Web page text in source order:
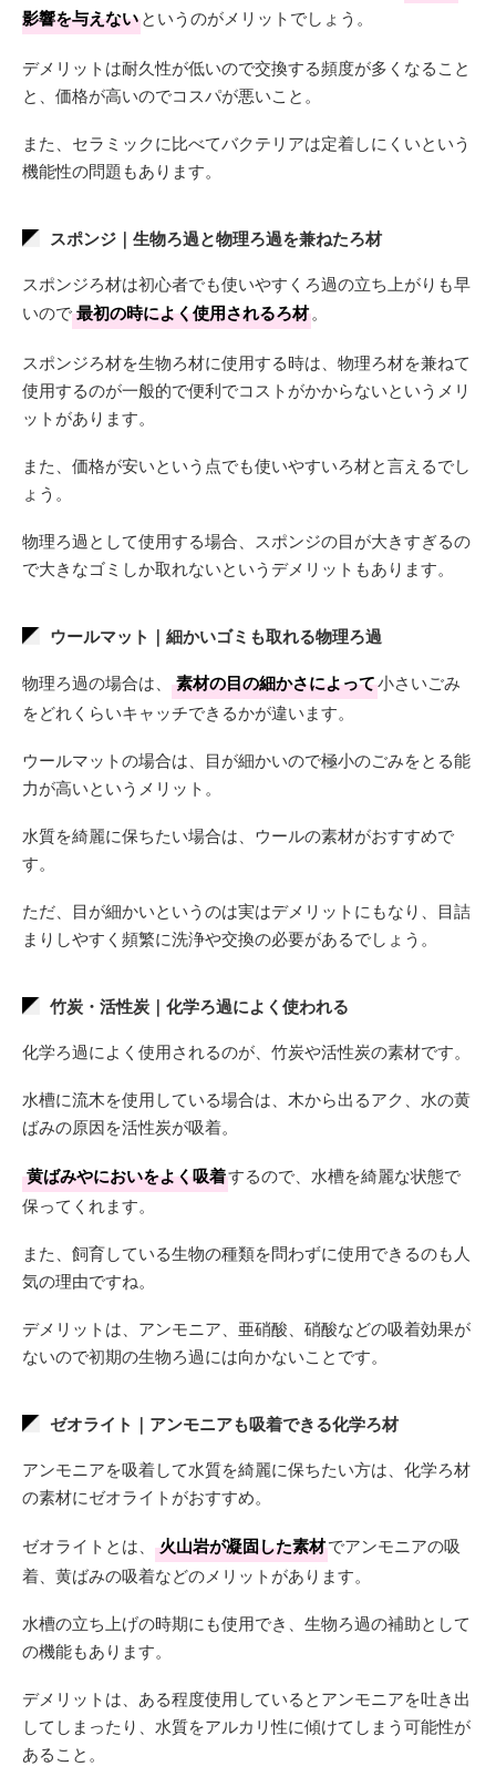
影響を与えないというのがメリットでしょう。
デメリットは耐久性が低いので交換する頻度が多くなること
と、価格が高いのでコスパが悪いこと。
また、セラミックに比べてバクテリアは定着しにくいという
機能性の問題もあります。
スポンジ｜生物ろ過と物理ろ過を兼ねたろ材
スポンジろ材は初心者でも使いやすくろ過の立ち上がりも早
いので最初の時によく使用されるろ材。
スポンジろ材を生物ろ材に使用する時は、物理ろ材を兼ねて
使用するのが一般的で便利でコストがかからないというメリ
ットがあります。
また、価格が安いという点でも使いやすいろ材と言えるでし
ょう。
物理ろ過として使用する場合、スポンジの目が大きすぎるの
で大きなゴミしか取れないというデメリットもあります。
ウールマット｜細かいゴミも取れる物理ろ過
物理ろ過の場合は、 素材の目の細かさによって小さいごみ
をどれくらいキャッチできるかが違います。
ウールマットの場合は、目が細かいので極小のごみをとる能
力が高いというメリット。
水質を綺麗に保ちたい場合は、ウールの素材がおすすめで
す。
ただ、目が細かいというのは実はデメリットにもなり、目詰
まりしやすく頻繁に洗浄や交換の必要があるでしょう。
竹炭・活性炭｜化学ろ過によく使われる
化学ろ過によく使用されるのが、竹炭や活性炭の素材です。
水槽に流木を使用している場合は、木から出るアク、水の黄
ばみの原因を活性炭が吸着。
黄ばみやにおいをよく吸着するので、水槽を綺麗な状態で
保ってくれます。
また、飼育している生物の種類を問わずに使用できるのも人
気の理由ですね。
デメリットは、アンモニア、亜硝酸、硝酸などの吸着効果が
ないので初期の生物ろ過には向かないことです。
ゼオライト｜アンモニアも吸着できる化学ろ材
アンモニアを吸着して水質を綺麗に保ちたい方は、化学ろ材
の素材にゼオライトがおすすめ。
ゼオライトとは、 火山岩が凝固した素材でアンモニアの吸
着、黄ばみの吸着などのメリットがあります。
水槽の立ち上げの時期にも使用でき、生物ろ過の補助として
の機能もあります。
デメリットは、ある程度使用しているとアンモニアを吐き出
してしまったり、水質をアルカリ性に傾けてしまう可能性が
あること。